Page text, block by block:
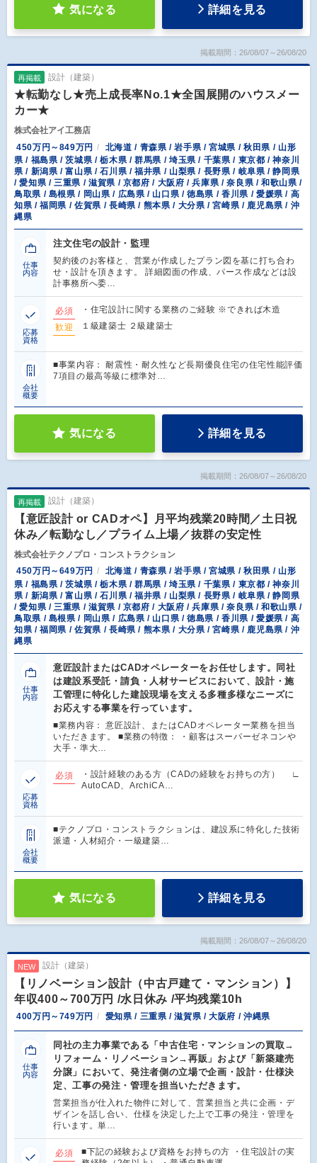
気になる 詳細を見る
掲載期間：26/08/07～26/08/20
再掲載 設計（建築）
★転勤なし★売上成長率No.1★全国展開のハウスメー
カー★
株式会社アイ工務店
450万円～849万円
北海道 / 青森県 / 岩手県 / 宮城県 / 秋田県 / 山形
県 / 福島県 / 茨城県 / 栃木県 / 群馬県 / 埼玉県 / 千葉県 / 東京都 / 神奈川
県 / 新潟県 / 富山県 / 石川県 / 福井県 / 山梨県 / 長野県 / 岐阜県 / 静岡県
/ 愛知県 / 三重県 / 滋賀県 / 京都府 / 大阪府 / 兵庫県 / 奈良県 / 和歌山県 /
鳥取県 / 島根県 / 岡山県 / 広島県 / 山口県 / 徳島県 / 香川県 / 愛媛県 / 高
知県 / 福岡県 / 佐賀県 / 長崎県 / 熊本県 / 大分県 / 宮崎県 / 鹿児島県 / 沖
縄県
仕事
内容
注文住宅の設計・監理
契約後のお客様と、営業が作成したプラン図を基に打ち合わ
せ・設計を頂きます。 詳細図面の作成、パース作成などは設
計事務所へ委…
応募
資格
必須
・住宅設計に関する業務のご経験 ※できれば木造
歓迎
１級建築士 ２級建築士
会社
概要
■事業内容： 耐震性・耐久性など長期優良住宅の住宅性能評価
7項目の最高等級に標準対…
気になる 詳細を見る
掲載期間：26/08/07～26/08/20
再掲載 設計（建築）
【意匠設計 or CADオペ】月平均残業20時間／土日祝
休み／転勤なし／プライム上場／抜群の安定性
株式会社テクノプロ・コンストラクション
450万円～649万円
北海道 / 青森県 / 岩手県 / 宮城県 / 秋田県 / 山形
県 / 福島県 / 茨城県 / 栃木県 / 群馬県 / 埼玉県 / 千葉県 / 東京都 / 神奈川
県 / 新潟県 / 富山県 / 石川県 / 福井県 / 山梨県 / 長野県 / 岐阜県 / 静岡県
/ 愛知県 / 三重県 / 滋賀県 / 京都府 / 大阪府 / 兵庫県 / 奈良県 / 和歌山県 /
鳥取県 / 島根県 / 岡山県 / 広島県 / 山口県 / 徳島県 / 香川県 / 愛媛県 / 高
知県 / 福岡県 / 佐賀県 / 長崎県 / 熊本県 / 大分県 / 宮崎県 / 鹿児島県 / 沖
縄県
仕事
内容
意匠設計またはCADオペレーターをお任せします。同社
は建設系受託・請負・人材サービスにおいて、設計・施
工管理に特化した建設現場を支える多種多様なニーズに
お応えする事業を行っています。
■業務内容： 意匠設計、またはCADオペレーター業務を担当
いただきます。 ■業務の特徴： ・顧客はスーパーゼネコンや
大手・準大…
応募
資格
必須
・設計経験のある方（CADの経験をお持ちの方） ∟
AutoCAD、ArchiCA…
会社
概要
■テクノプロ・コンストラクションは、建設系に特化した技術
派遣・人材紹介・一級建築…
気になる 詳細を見る
掲載期間：26/08/07～26/08/20
NEW 設計（建築）
【リノベーション設計（中古戸建て・マンション）】
年収400～700万円 /水日休み /平均残業10h
400万円～749万円 愛知県 / 三重県 / 滋賀県 / 大阪府 / 沖縄県
仕事
内容
同社の主力事業である「中古住宅・マンションの買取→
リフォーム・リノベーション→再販」および「新築建売
分譲」において、発注者側の立場で企画・設計・仕様決
定、工事の発注・管理を担当いただきます。
営業担当が仕入れた物件に対して、営業担当と共に企画・デ
ザインを話し合い、仕様を決定した上で工事の発注・管理を
行います。単…
必須
■下記の経験および資格をお持ちの方 ・住宅設計の実